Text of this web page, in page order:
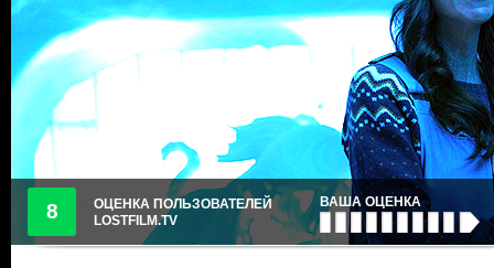
8
ОЦЕНКА ПОЛЬЗОВАТЕЛЕЙ
LOSTFILM.TV
ВАША ОЦЕНКА